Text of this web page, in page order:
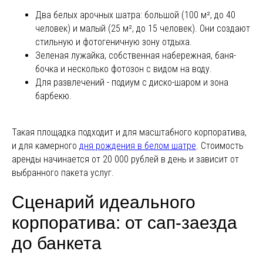
Два белых арочных шатра: большой (100 м², до 40
человек) и малый (25 м², до 15 человек). Они создают
стильную и фотогеничную зону отдыха.
Зеленая лужайка, собственная набережная, баня-
бочка и несколько фотозон с видом на воду.
Для развлечений - подиум с диско-шаром и зона
барбекю.
Такая площадка подходит и для масштабного корпоратива,
и для камерного дня рождения в белом шатре . Стоимость
аренды начинается от 20 000 рублей в день и зависит от
выбранного пакета услуг.
Сценарий идеального
корпоратива: от сап-заезда
до банкета